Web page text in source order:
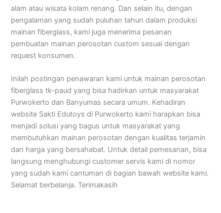
alam atau wisata kolam renang. Dan selain itu, dengan
pengalaman yang sudah puluhan tahun dalam produksi
mainan fiberglass, kami juga menerima pesanan
pembuatan mainan perosotan custom sesuai dengan
request konsumen.
Inilah postingan penawaran kami untuk mainan perosotan
fiberglass tk-paud yang bisa hadirkan untuk masyarakat
Purwokerto dan Banyumas secara umum. Kehadiran
website Sakti Edutoys di Purwokerto kami harapkan bisa
menjadi solusi yang bagus untuk masyarakat yang
membutuhkan mainan perosotan dengan kualitas terjamin
dan harga yang bersahabat. Untuk detail pemesanan, bisa
langsung menghubungi customer servis kami di nomor
yang sudah kami cantuman di bagian bawah website kami.
Selamat berbelanja. Terimakasih